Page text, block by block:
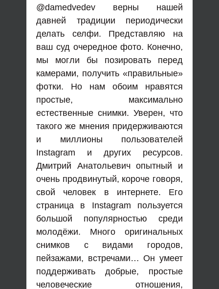
@damedvedev верны нашей
давней традиции периодически
делать селфи. Представляю на
ваш суд очередное фото. Конечно,
мы могли бы позировать перед
камерами, получить «правильные»
фотки. Но нам обоим нравятся
простые, максимально
естественные снимки. Уверен, что
такого же мнения придерживаются
и миллионы пользователей
Instagram и других ресурсов.
Дмитрий Анатольевич опытный и
очень продвинутый, короче говоря,
свой человек в интернете. Его
страница в Instagram пользуется
большой популярностью среди
молодёжи. Много оригинальных
снимков с видами городов,
пейзажами, встречами… Он умеет
поддерживать добрые, простые
человеческие отношения,